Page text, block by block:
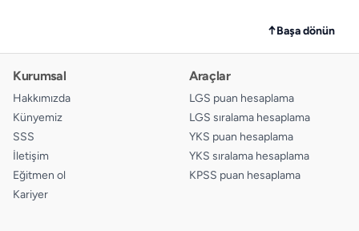
↑Başa dönün
Kurumsal
Hakkımızda
Künyemiz
SSS
İletişim
Eğitmen ol
Kariyer
Araçlar
LGS puan hesaplama
LGS sıralama hesaplama
YKS puan hesaplama
YKS sıralama hesaplama
KPSS puan hesaplama